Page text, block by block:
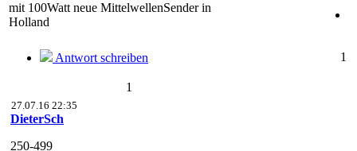
mit 100Watt neue MittelwellenSender in
Holland
Antwort schreiben 1
1
27.07.16 22:35
DieterSch
250-499